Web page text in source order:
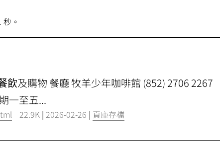
。
飲及購物 餐廳 牧羊少年咖啡館 (852) 2706 2267
一至五...
22.9K |2026-02-26 | 頁庫存檔